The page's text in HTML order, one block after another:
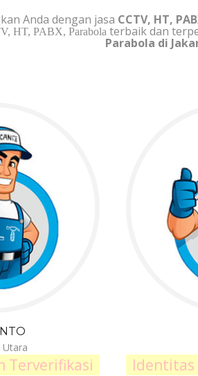
Anda dengan jasa CCTV, HT,
HT, PABX, Parabola terbaik dan
Parabola di
Utara
Terverifikasi Identitas